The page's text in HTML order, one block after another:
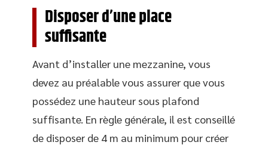
Disposer d’une place
suffisante
Avant d’installer une mezzanine, vous
devez au préalable vous assurer que vous
possédez une hauteur sous plafond
suffisante. En règle générale, il est conseillé
de disposer de 4 m au minimum pour créer